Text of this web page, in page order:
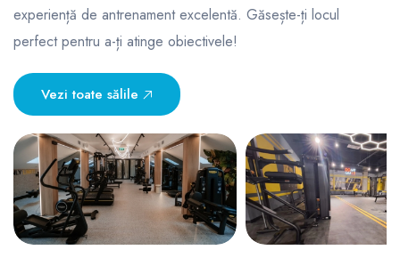
experiență de antrenament excelentă. Găsește-ți locul
perfect pentru a-ți atinge obiectivele!
Vezi toate sălile